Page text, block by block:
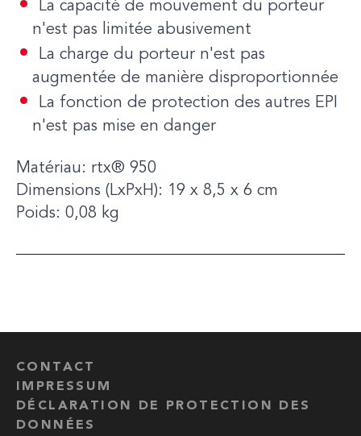
La capacité de mouvement du porteur
n'est pas limitée abusivement
La charge du porteur n'est pas
augmentée de manière disproportionnée
La fonction de protection des autres EPI
n'est pas mise en danger
Matériau: rtx® 950
Dimensions (LxPxH): 19 x 8,5 x 6 cm
Poids: 0,08 kg
CONTACT
IMPRESSUM
DÉCLARATION DE PROTECTION DES
DONNÉES